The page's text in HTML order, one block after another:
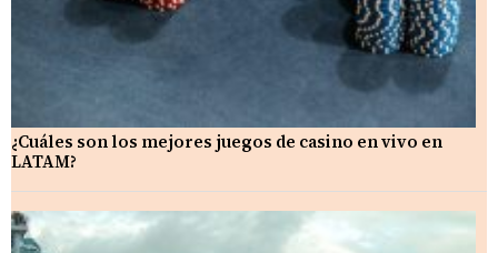
¿Cuáles son los mejores juegos de casino en vivo en
LATAM?